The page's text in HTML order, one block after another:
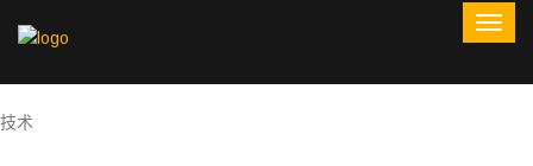
技术